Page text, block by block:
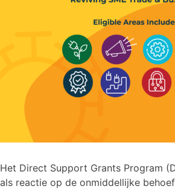
Het Direct Support Grants Program
als reactie op de onmiddellijke